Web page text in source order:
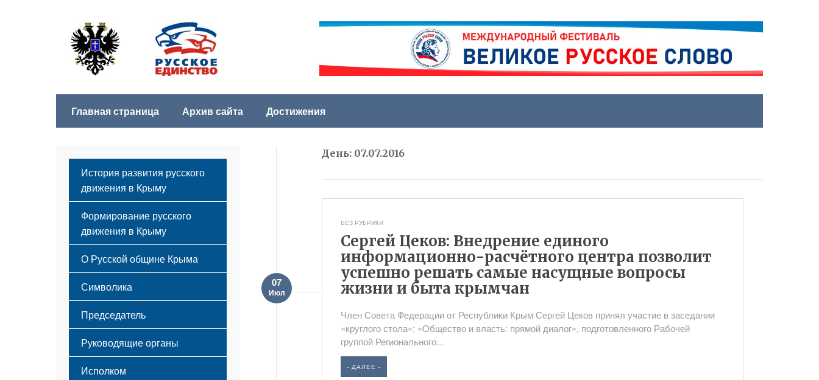
Главная страница Архив сайта Достижения
День: 07.07.2016
БЕЗ РУБРИКИ
Сергей Цеков: Внедрение единого
информационно-расчётного центра позволит
успешно решать самые насущные вопросы
жизни и быта крымчан
07
Июл
Член Совета Федерации от Республики Крым Сергей Цеков принял участие в заседании
«круглого стола»: «Общество и власть: прямой диалог», подготовленного Рабочей
группой Регионального...
- ДАЛЕЕ -
История развития русского
движения в Крыму
Формирование русского
движения в Крыму
Русский Крым
О Русской общине Крыма
Этапы становления
Принципы деятельности
Структура
Мероприятия
Символика
Флаг
Герб
Гимн
Председатель
Руководящие органы
Исполком